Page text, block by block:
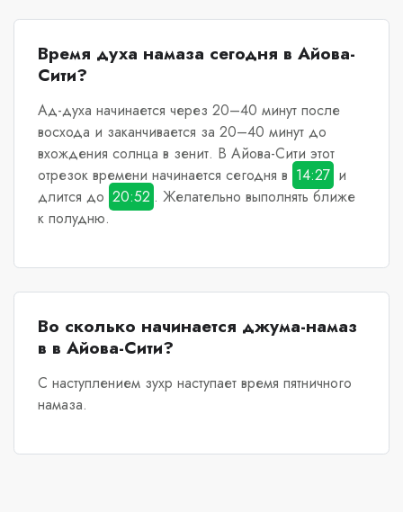
Время духа намаза сегодня в Айова-
Сити?
Ад-духа начинается через 20–40 минут после
восхода и заканчивается за 20–40 минут до
вхождения солнца в зенит. В Айова-Сити этот
отрезок времени начинается сегодня в 14:27 и
длится до 20:52 . Желательно выполнять ближе
к полудню.
Во сколько начинается джума-намаз
в в Айова-Сити?
С наступлением зухр наступает время пятничного
намаза.